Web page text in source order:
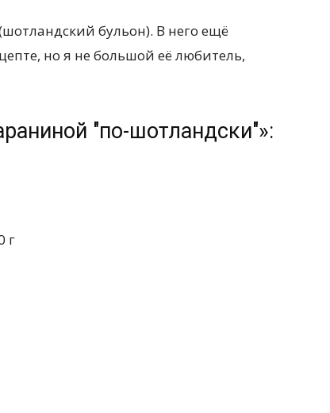
бульон). В него ещё
но я не большой её любитель,
"по-шотландски"»:
г